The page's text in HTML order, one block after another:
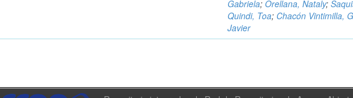
Gabriela;Orellana, Nataly;
Quindi, Toa; Chacón Vintimilla,
Javier